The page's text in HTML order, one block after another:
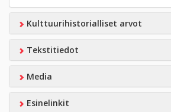
Kulttuurihistorialliset arvot
Tekstitiedot
Media
Esinelinkit